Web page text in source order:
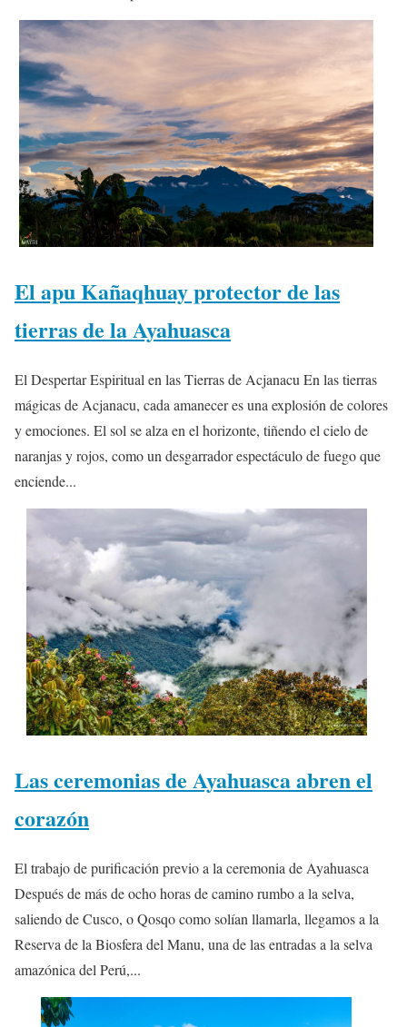
El apu Kañaqhuay protector de las
tierras de la Ayahuasca
El Despertar Espiritual en las Tierras de Acjanacu En las tierras
mágicas de Acjanacu, cada amanecer es una explosión de colores
y emociones. El sol se alza en el horizonte, tiñendo el cielo de
naranjas y rojos, como un desgarrador espectáculo de fuego que
enciende...
Las ceremonias de Ayahuasca abren el
corazón
El trabajo de purificación previo a la ceremonia de Ayahuasca
Después de más de ocho horas de camino rumbo a la selva,
saliendo de Cusco, o Qosqo como solían llamarla, llegamos a la
Reserva de la Biosfera del Manu, una de las entradas a la selva
amazónica del Perú,...